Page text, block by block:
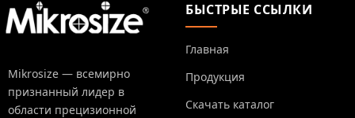
Mikrosize — всемирно
признанный лидер в
области прецизионной
БЫСТРЫЕ ССЫЛКИ
Главная
Продукция
Скачать каталог